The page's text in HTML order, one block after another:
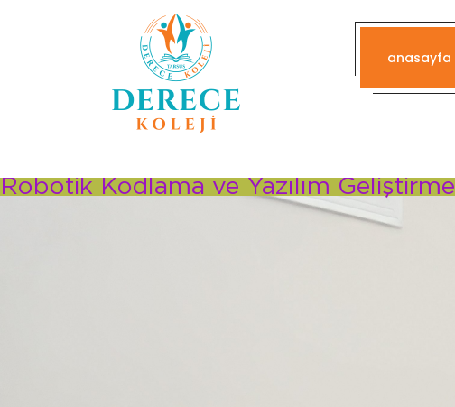
anasayfa
Robotik Kodlama ve Yazılım Geliştirme